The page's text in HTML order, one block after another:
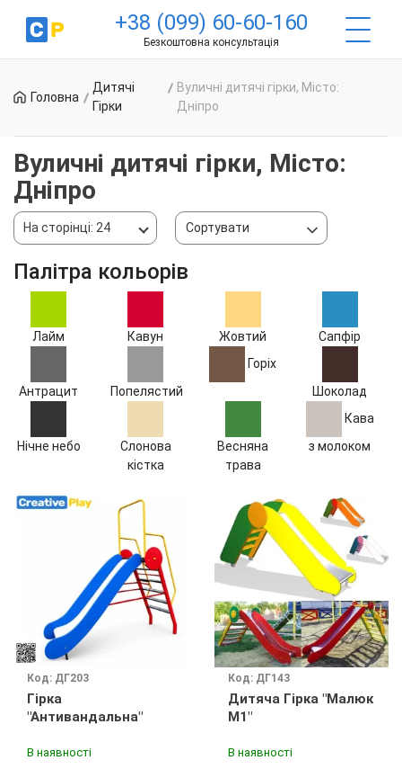
+38 (099) 60-60-160
Безкоштовна консультація
Головна
Дитячі
Гірки
Вуличні дитячі гірки, Місто:
Дніпро
Вуличні дитячі гірки, Місто:
Дніпро
На сторінці: 24 Сортувати
Палітра кольорів
Лайм Кавун Жовтий Сапфір
Антрацит Попелястий
Горіх
Шоколад
Нічне небо
Слонова
кістка
Весняна
трава
Кава
з молоком
Код: ДГ203
Гірка
"Антивандальна"
В наявності
Код: ДГ143
Дитяча Гірка "Малюк
М1"
В наявності